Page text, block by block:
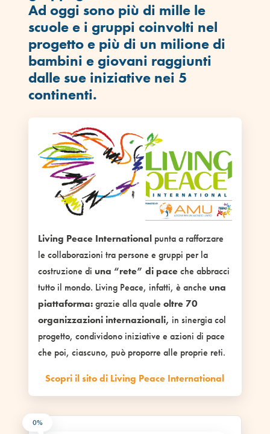
Ad oggi sono più di mille le
scuole e i gruppi coinvolti nel
progetto e più di un milione di
bambini e giovani raggiunti
dalle sue iniziative nei 5
continenti.
Living Peace Internationalpunta a rafforzare
le collaborazioni tra persone e gruppi per la
costruzione di una “rete” di paceche abbracci
tutto il mondo. Living Peace, infatti, è anche una
piattaforma:grazie alla quale oltre 70
organizzazioni internazionali, in sinergia col
progetto, condividono iniziative e azioni di pace
che poi, ciascuno, può proporre alle proprie reti.
Scopri il sito di Living Peace International
0%